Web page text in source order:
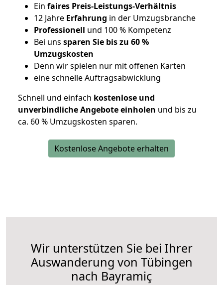
Ein faires Preis-Leistungs-Verhältnis
12 Jahre Erfahrung in der Umzugsbranche
Professionell und 100 % Kompetenz
Bei uns sparen Sie bis zu 60 %
Umzugskosten
Denn wir spielen nur mit offenen Karten
eine schnelle Auftragsabwicklung
Schnell und einfach kostenlose und
unverbindliche Angebote einholen und bis zu
ca. 60 % Umzugskosten sparen.
Kostenlose Angebote erhalten
Wir unterstützen Sie bei Ihrer
Auswanderung von Tübingen
nach Bayramiç